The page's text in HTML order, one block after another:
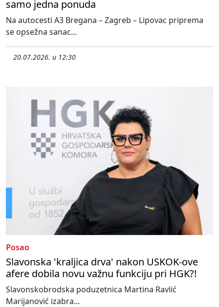
samo jedna ponuda
Na autocesti A3 Bregana – Zagreb – Lipovac priprema
se opsežna sanac...
20.07.2026. u 12:30
Posao
Slavonska 'kraljica drva' nakon USKOK-ove
afere dobila novu važnu funkciju pri HGK?!
Slavonskobrodska poduzetnica Martina Ravlić
Marijanović izabra...